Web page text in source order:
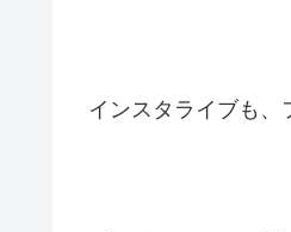
インスタライブも、